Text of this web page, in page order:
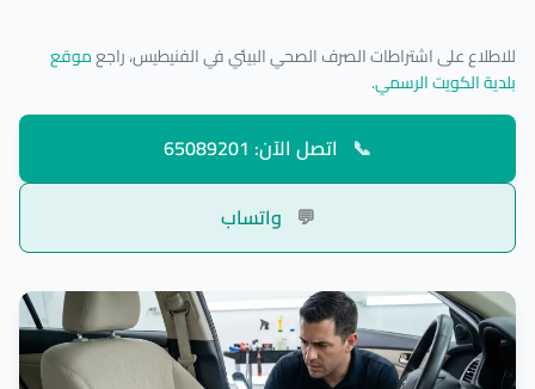
للاطلاع على اشتراطات الصرف الصحي البيئي في الفنيطيس، راجعموقع
بلدية الكويت الرسمي.
📞 اتصل الآن: 65089201
💬 واتساب